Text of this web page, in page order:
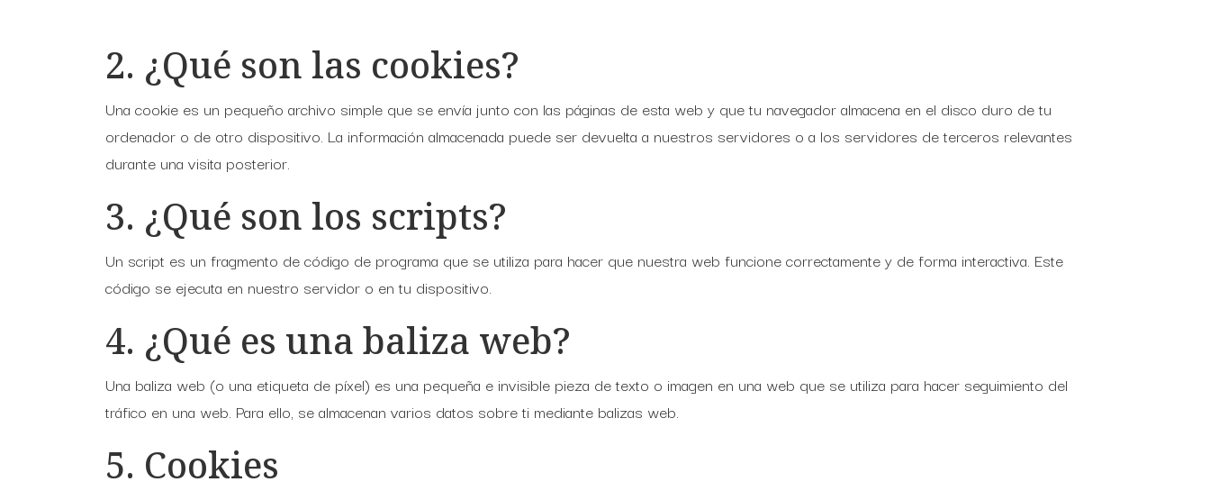
2. ¿Qué son las cookies?
Una cookie es un pequeño archivo simple que se envía junto con las páginas de esta web y que tu navegador almacena en el disco duro de tu
ordenador o de otro dispositivo. La información almacenada puede ser devuelta a nuestros servidores o a los servidores de terceros relevantes
durante una visita posterior.
3. ¿Qué son los scripts?
Un script es un fragmento de código de programa que se utiliza para hacer que nuestra web funcione correctamente y de forma interactiva. Este
código se ejecuta en nuestro servidor o en tu dispositivo.
4. ¿Qué es una baliza web?
Una baliza web (o una etiqueta de píxel) es una pequeña e invisible pieza de texto o imagen en una web que se utiliza para hacer seguimiento del
tráfico en una web. Para ello, se almacenan varios datos sobre ti mediante balizas web.
5. Cookies